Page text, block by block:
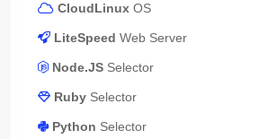
CloudLinux OS
LiteSpeed Web Server
Node.JS Selector
Ruby Selector
Python Selector